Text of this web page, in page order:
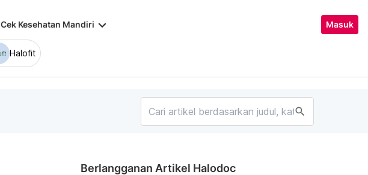
Cek Kesehatan Mandiri keyboard_arrow_down Masuk
Halofit
search
Berlangganan Artikel Halodoc